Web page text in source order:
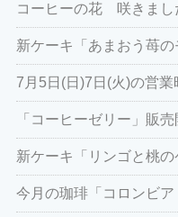
コーヒーの花 咲きまし
新ケーキ「あまおう苺
7月5日(日)7日(火)の営業
「コーヒーゼリー」販
新ケーキ「リンゴと桃
今月の珈琲「コロンビ